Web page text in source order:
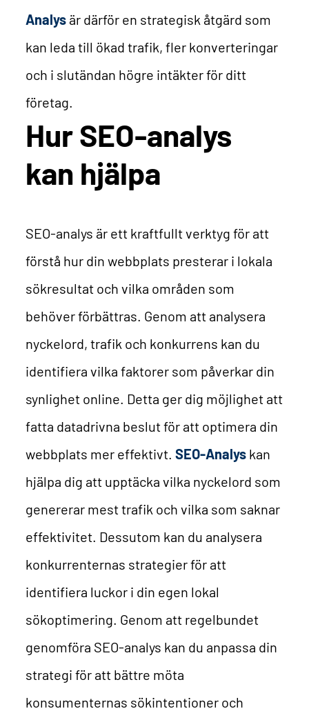
Analys är därför en strategisk åtgärd som
kan leda till ökad trafik, fler konverteringar
och i slutändan högre intäkter för ditt
företag.
Hur SEO-analys
kan hjälpa
SEO-analys är ett kraftfullt verktyg för att
förstå hur din webbplats presterar i lokala
sökresultat och vilka områden som
behöver förbättras. Genom att analysera
nyckelord, trafik och konkurrens kan du
identifiera vilka faktorer som påverkar din
synlighet online. Detta ger dig möjlighet att
fatta datadrivna beslut för att optimera din
webbplats mer effektivt.SEO-Analys kan
hjälpa dig att upptäcka vilka nyckelord som
genererar mest trafik och vilka som saknar
effektivitet. Dessutom kan du analysera
konkurrenternas strategier för att
identifiera luckor i din egen lokal
sökoptimering. Genom att regelbundet
genomföra SEO-analys kan du anpassa din
strategi för att bättre möta
konsumenternas sökintentioner och